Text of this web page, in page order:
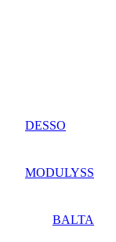
DESSO
MODULYSS
BALTA